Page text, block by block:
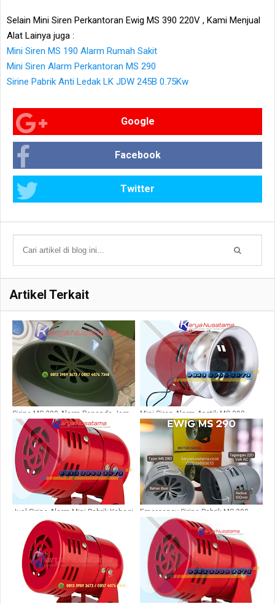
Selain Mini Siren Perkantoran Ewig MS 390 220V , Kami Menjual
Alat Lainya juga :
Mini Siren MS 190 Alarm Rumah Sakit
Mini Siren Alarm Perkantoran MS 290
Sirine Pabrik Anti Ledak LK JDW 245B 0.75Kw
Google
Facebook
Twitter
Artikel Terkait
Sirine MS 290 Alarm Penanda Jam
Kerja
Mini Siren Alarm Apotik MS-390
Jual Sirine Alarm Mini Pabrik Yahagi
B36 di Garut
Emergency Sirine Pabrik MS 290
220V